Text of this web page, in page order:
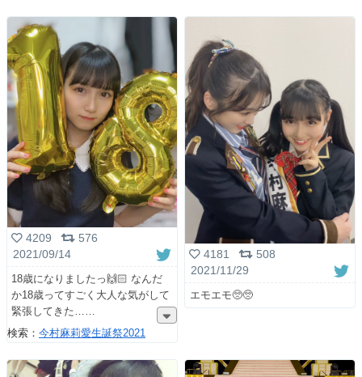
4209
576
2021/09/14
18歳になりましたっ🙌🏻 なんだ
か18歳ってすごく大人な気がして
緊張してきた…
検索： 今村麻莉愛生誕祭2021
4181
508
2021/11/29
エモエモ🥺🥺